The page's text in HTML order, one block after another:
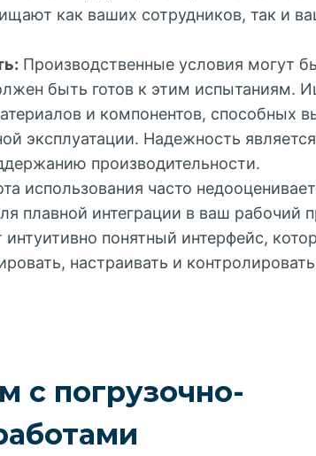
как ваших сотрудников, так и
Производственные условия могут
быть готов к этим испытаниям.
и компонентов, способных
эксплуатации. Надежность
производительности.
использования часто
плавной интеграции в ваш рабочий
понятный интерфейс,
настраивать и
с погрузочно-